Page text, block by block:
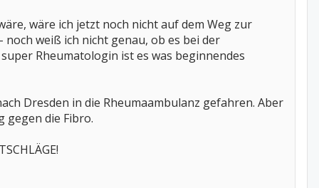
wäre ich jetzt noch nicht auf dem Weg zur
weiß ich nicht genau, ob es bei der
Rheumatologin ist es was beginnendes
Dresden in die Rheumaambulanz gefahren. Aber
gegen die Fibro.